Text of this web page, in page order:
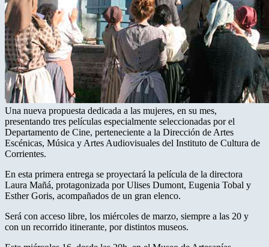
Una nueva propuesta dedicada a las mujeres, en su mes,
presentando tres películas especialmente seleccionadas por el
Departamento de Cine, perteneciente a la Dirección de Artes
Escénicas, Música y Artes Audiovisuales del Instituto de Cultura de
Corrientes.
En esta primera entrega se proyectará la película de la directora
Laura Mañá, protagonizada por Ulises Dumont, Eugenia Tobal y
Esther Goris, acompañados de un gran elenco.
Será con acceso libre, los miércoles de marzo, siempre a las 20 y
con un recorrido itinerante, por distintos museos.